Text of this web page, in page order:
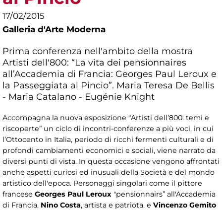
17/02/2015
Galleria d'Arte Moderna
Prima conferenza nell'ambito della mostra
Artisti dell'800: “La vita dei pensionnaires
all’Accademia di Francia: Georges Paul Leroux e
la Passeggiata al Pincio”. Maria Teresa De Bellis
- Maria Catalano - Eugénie Knight
Accompagna la nuova esposizione “Artisti dell’800: temi e
riscoperte” un ciclo di incontri-conferenze a più voci, in cui
l’Ottocento in Italia, periodo di ricchi fermenti culturali e di
profondi cambiamenti economici e sociali, viene narrato da
diversi punti di vista. In questa occasione vengono affrontati
anche aspetti curiosi ed inusuali della Società e del mondo
artistico dell'epoca. Personaggi singolari come il pittore
francese Georges Paul Leroux "pensionnairs” all'Accademia
di Francia, Nino Costa, artista e patriota, e Vincenzo Gemito